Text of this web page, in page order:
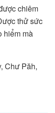
chiêm
thử sức
hiểm mà
Chư Păh,